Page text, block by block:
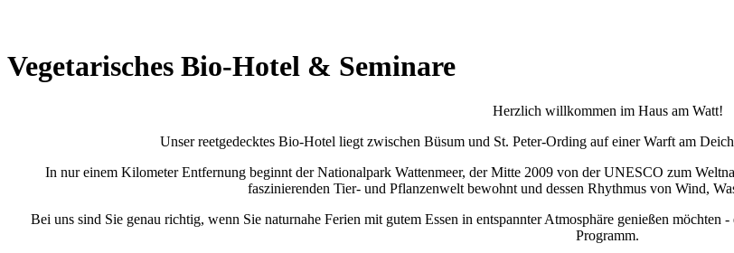
Vegetarisches Bio-Hotel & Seminare
Herzlich willkommen im Haus am Watt!
Unser reetgedecktes Bio-Hotel liegt zwischen Büsum und St. Peter-Ording auf einer Warft am
In nur einem Kilometer Entfernung beginnt der Nationalpark Wattenmeer, der Mitte 2009 von der UNESCO zum
faszinierenden Tier- und Pflanzenwelt bewohnt und dessen Rhythmus von Wind,
Bei uns sind Sie genau richtig, wenn Sie naturnahe Ferien mit gutem Essen in entspannter Atmosphäre genießen möchten
Programm.